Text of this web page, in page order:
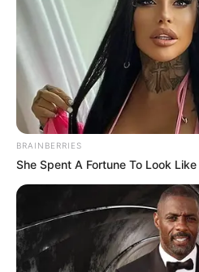
2
fans love
BRAINBERRIES
She Spent A Fortune To Look